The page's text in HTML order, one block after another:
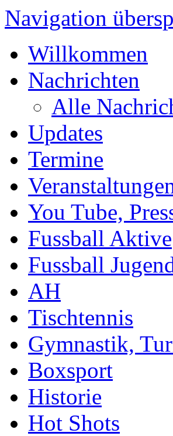
Navigation
Willkommen
Nachrichten
Alle
Updates
Termine
You Tube,
Fussball Aktive
Fussball
AH
Tischtennis
Gymnastik,
Boxsport
Historie
Hot Shots